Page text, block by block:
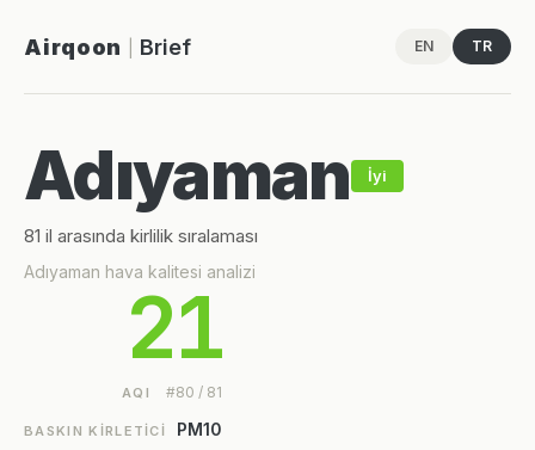
Airqoon Brief EN TR
Adıyaman İyi
81 il arasında kirlilik sıralaması
Adıyaman hava kalitesi analizi
21
AQI #80 / 81
BASKIN KIRLETICI PM10